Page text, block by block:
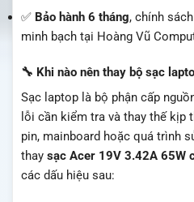
✅ Bảo hành 6 tháng, chính
minh bạch tại Hoàng Vũ
🔧 Khi nào nên thay bộ sạc
Sạc laptop là bộ phận cấp
lỗi cần kiểm tra và thay thế kịp
pin, mainboard hoặc quá trình
thay sạc Acer 19V 3.42A 65W
các dấu hiệu sau: